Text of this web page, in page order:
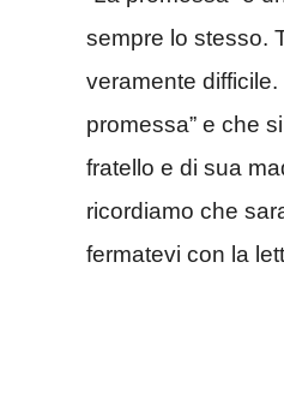
sempre lo stesso.
veramente
promessa” e che
fratello e di sua
ricordiamo che
fermatevi con la